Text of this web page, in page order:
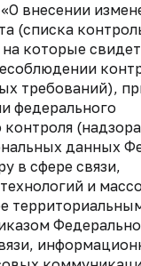
«О внесении
(списка
которые
требований),
федерального
данных
в сфере связи,
и